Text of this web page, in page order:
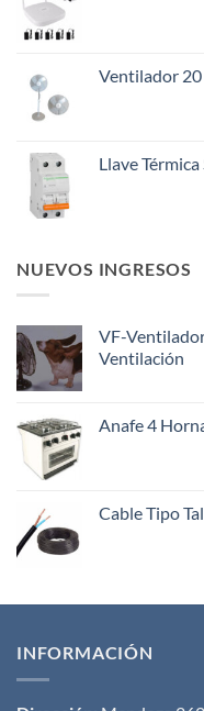
Ventilador
Llave
NUEVOS INGRESOS
VF-
Ventilación
Anafe 4
Cable Tipo
INFORMACIÓN